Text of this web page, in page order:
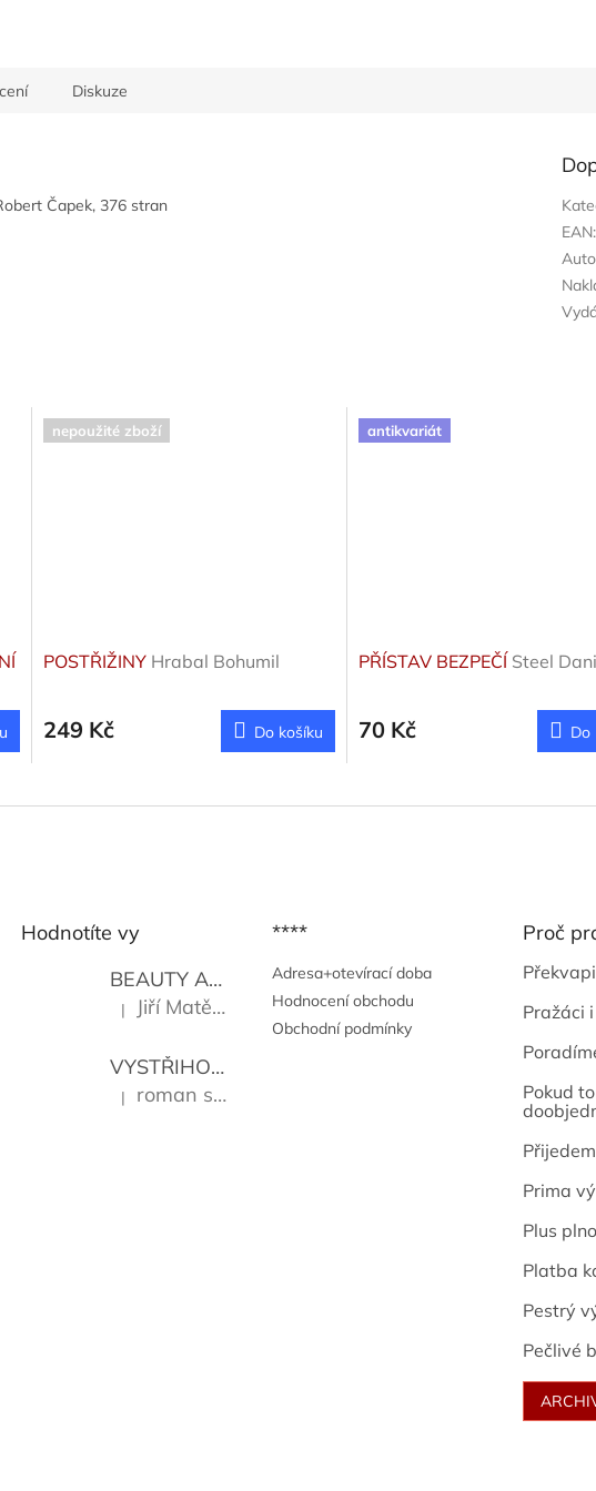
Diskuze
Čapek, 376 stran
EAN:
nepoužité zboží
POSTŘIŽINY Hrabal Bohumil
249 Kč Do košíku
antikvariát
PŘÍSTAV BEZPEČÍ Steel
70 Kč Do
Hodnotíte vy
BEAUTY AND THE BEAT
Go Go's
Hodnocení produktu je 5 z 5 hvězdiček.
| Jiří Matějů
VYSTŘIHOVÁNKY - PRAŽSKÉ PAMÁTKY Kropáček
Hodnocení produktu je 5 z 5 hvězdiček.
| roman sekanina
****
Adresa+otevírací doba
Hodnocení obchodu
Obchodní podmínky
Proč
Pražáci
Pokud
Prima
Plus
Platba
Pestrý
Pečlivé